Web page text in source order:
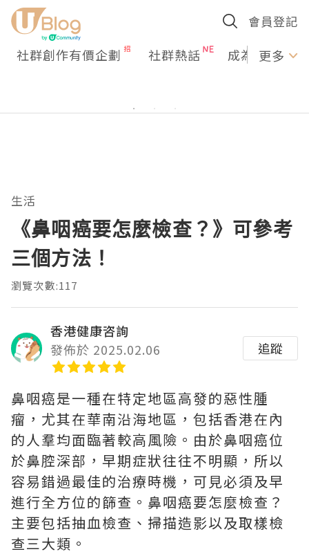
會員登記
社群創作有價企劃 社群熱話 成為U更多
生活
《鼻咽癌要怎麼檢查？》可參考
三個方法！
瀏覽次數:117
香港健康咨詢
發佈於 2025.02.06
追蹤
鼻咽癌是一種在特定地區高發的惡性腫
瘤，尤其在華南沿海地區，包括香港在內
的人羣均面臨著較高風險。由於鼻咽癌位
於鼻腔深部，早期症狀往往不明顯，所以
容易錯過最佳的治療時機，可見必須及早
進行全方位的篩查。鼻咽癌要怎麼檢查？
主要包括抽血檢查、掃描造影以及取樣檢
查三大類。